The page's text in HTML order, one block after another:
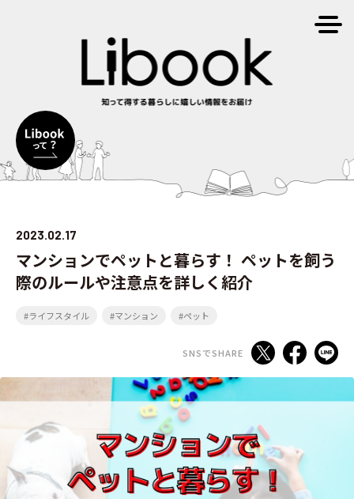
2023.02.17
マンションでペットと暮らす！ ペットを飼う
際のルールや注意点を詳しく紹介
#ライフスタイル #マンション #ペット
SNSでSHARE